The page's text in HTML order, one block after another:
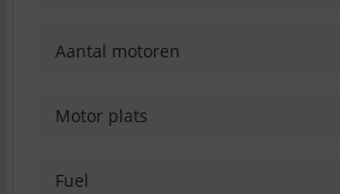
Aantal motoren
Motor plats
Fuel